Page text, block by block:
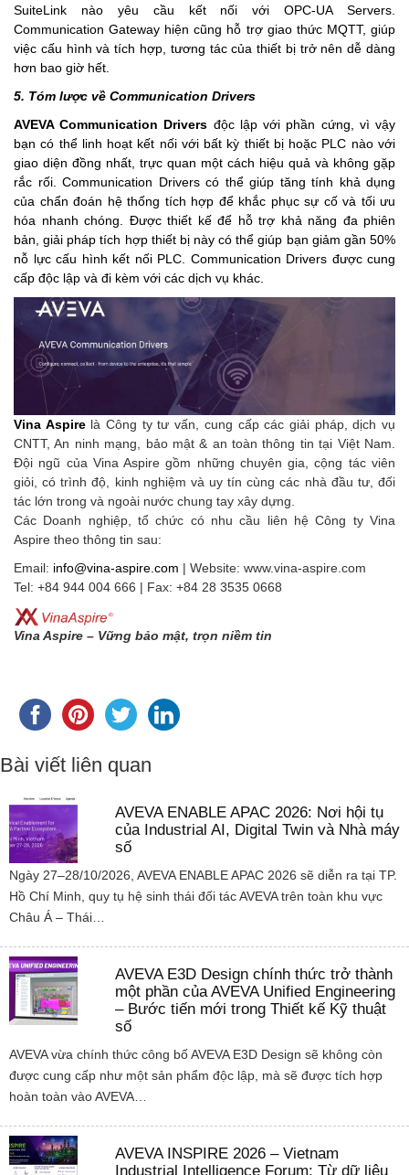
SuiteLink nào yêu cầu kết nối với OPC-UA Servers.
Communication Gateway hiện cũng hỗ trợ giao thức MQTT, giúp
việc cấu hình và tích hợp, tương tác của thiết bị trở nên dễ dàng
hơn bao giờ hết.
5. Tóm lược về Communication Drivers
AVEVA Communication Drivers độc lập với phần cứng, vì vậy
bạn có thể linh hoạt kết nối với bất kỳ thiết bị hoặc PLC nào với
giao diện đồng nhất, trực quan một cách hiệu quả và không gặp
rắc rối. Communication Drivers có thể giúp tăng tính khả dụng
của chẩn đoán hệ thống tích hợp để khắc phục sự cố và tối ưu
hóa nhanh chóng. Được thiết kế để hỗ trợ khả năng đa phiên
bản, giải pháp tích hợp thiết bị này có thể giúp bạn giảm gần 50%
nỗ lực cấu hình kết nối PLC. Communication Drivers được cung
cấp độc lập và đi kèm với các dịch vụ khác.
Vina Aspirelà Công ty tư vấn, cung cấp các giải pháp, dịch vụ
CNTT, An ninh mạng, bảo mật & an toàn thông tin tại Việt Nam.
Đội ngũ của Vina Aspire gồm những chuyên gia, cộng tác viên
giỏi, có trình độ, kinh nghiệm và uy tín cùng các nhà đầu tư, đối
tác lớn trong và ngoài nước chung tay xây dựng.
Các Doanh nghiệp, tổ chức có nhu cầu liên hệ Công ty Vina
Aspire theo thông tin sau:
Email: info@vina-aspire.com | Website: www.vina-aspire.com
Tel: +84 944 004 666 | Fax: +84 28 3535 0668
Vina Aspire – Vững bảo mật, trọn niềm tin
Bài viết liên quan
AVEVA ENABLE APAC 2026: Nơi hội tụ
của Industrial AI, Digital Twin và Nhà máy
số
Ngày 27–28/10/2026, AVEVA ENABLE APAC 2026 sẽ diễn ra tại TP.
Hồ Chí Minh, quy tụ hệ sinh thái đối tác AVEVA trên toàn khu vực
Châu Á – Thái…
AVEVA E3D Design chính thức trở thành
một phần của AVEVA Unified Engineering
– Bước tiến mới trong Thiết kế Kỹ thuật
số
AVEVA vừa chính thức công bố AVEVA E3D Design sẽ không còn
được cung cấp như một sản phẩm độc lập, mà sẽ được tích hợp
hoàn toàn vào AVEVA…
AVEVA INSPIRE 2026 – Vietnam
Industrial Intelligence Forum: Từ dữ liệu